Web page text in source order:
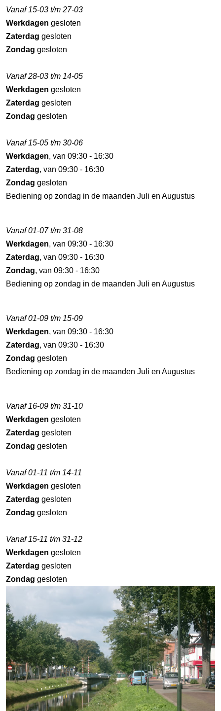
Vanaf 15-03 t/m 27-03
Werkdagen gesloten
Zaterdag gesloten
Zondag gesloten
Vanaf 28-03 t/m 14-05
Werkdagen gesloten
Zaterdag gesloten
Zondag gesloten
Vanaf 15-05 t/m 30-06
Werkdagen, van 09:30 - 16:30
Zaterdag, van 09:30 - 16:30
Zondag gesloten
Bediening op zondag in de maanden Juli en Augustus
Vanaf 01-07 t/m 31-08
Werkdagen, van 09:30 - 16:30
Zaterdag, van 09:30 - 16:30
Zondag, van 09:30 - 16:30
Bediening op zondag in de maanden Juli en Augustus
Vanaf 01-09 t/m 15-09
Werkdagen, van 09:30 - 16:30
Zaterdag, van 09:30 - 16:30
Zondag gesloten
Bediening op zondag in de maanden Juli en Augustus
Vanaf 16-09 t/m 31-10
Werkdagen gesloten
Zaterdag gesloten
Zondag gesloten
Vanaf 01-11 t/m 14-11
Werkdagen gesloten
Zaterdag gesloten
Zondag gesloten
Vanaf 15-11 t/m 31-12
Werkdagen gesloten
Zaterdag gesloten
Zondag gesloten